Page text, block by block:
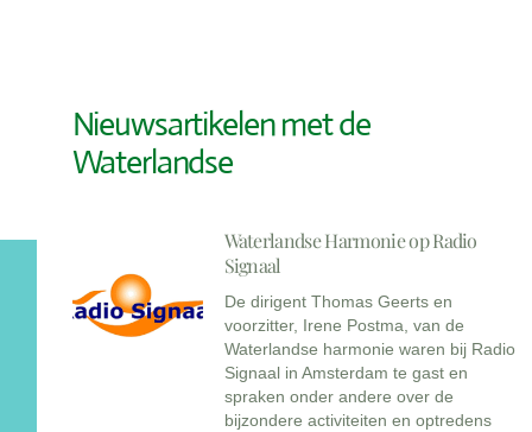
Nieuwsartikelen met de
Waterlandse
Waterlandse Harmonie op Radio
Signaal
De dirigent Thomas Geerts en
voorzitter, Irene Postma, van de
Waterlandse harmonie waren bij Radio
Signaal in Amsterdam te gast en
spraken onder andere over de
bijzondere activiteiten en optredens